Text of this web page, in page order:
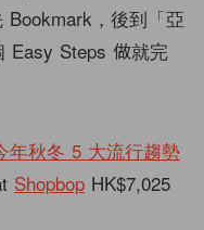
，後到「亞
Easy Steps 做就完
Shopbop HK$7,025